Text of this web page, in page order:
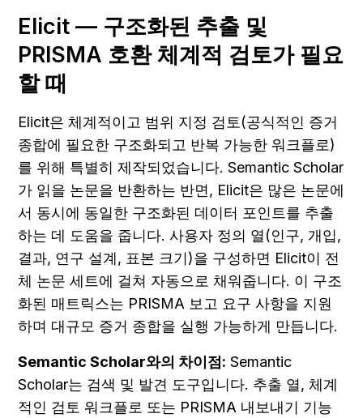
Elicit — 구조화된 추출 및
PRISMA 호환 체계적 검토가 필요
할 때
Elicit은 체계적이고 범위 지정 검토(공식적인 증거
종합에 필요한 구조화되고 반복 가능한 워크플로)
를 위해 특별히 제작되었습니다. Semantic Scholar
가 읽을 논문을 반환하는 반면, Elicit은 많은 논문에
서 동시에 동일한 구조화된 데이터 포인트를 추출
하는 데 도움을 줍니다. 사용자 정의 열(인구, 개입,
결과, 연구 설계, 표본 크기)을 구성하면 Elicit이 전
체 논문 세트에 걸쳐 자동으로 채워줍니다. 이 구조
화된 매트릭스는 PRISMA 보고 요구 사항을 지원
하며 대규모 증거 종합을 실행 가능하게 만듭니다.
Semantic Scholar와의 차이점: Semantic
Scholar는 검색 및 발견 도구입니다. 추출 열, 체계
적인 검토 워크플로 또는 PRISMA 내보내기 기능